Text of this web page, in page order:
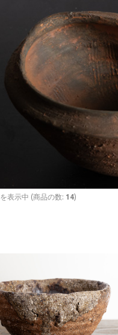
を表示中 (商品の数: 14)